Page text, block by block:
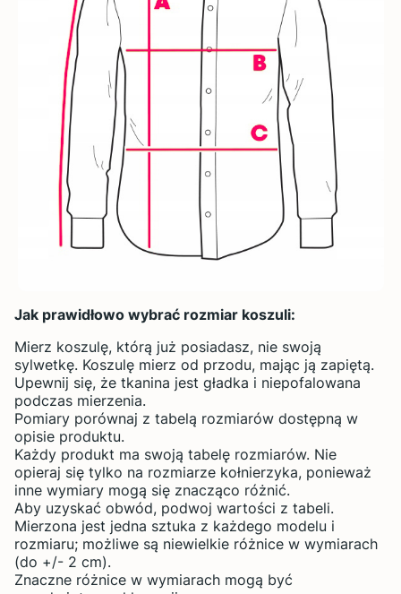
Jak prawidłowo wybrać rozmiar koszuli:
Mierz koszulę, którą już posiadasz, nie swoją
sylwetkę. Koszulę mierz od przodu, mając ją zapiętą.
Upewnij się, że tkanina jest gładka i niepofalowana
podczas mierzenia.
Pomiary porównaj z tabelą rozmiarów dostępną w
opisie produktu.
Każdy produkt ma swoją tabelę rozmiarów. Nie
opieraj się tylko na rozmiarze kołnierzyka, ponieważ
inne wymiary mogą się znacząco różnić.
Aby uzyskać obwód, podwoj wartości z tabeli.
Mierzona jest jedna sztuka z każdego modelu i
rozmiaru; możliwe są niewielkie różnice w wymiarach
(do +/- 2 cm).
Znaczne różnice w wymiarach mogą być